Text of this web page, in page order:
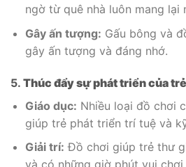
ngờ từ quê nhà luôn mang lại
Gây ấn tượng: Gấu bông và
gây ấn tượng và đáng nhớ.
5. Thúc đẩy sự phát triển của
Giáo dục: Nhiều loại đồ chơi
giúp trẻ phát triển trí tuệ và
Giải trí: Đồ chơi giúp trẻ thư